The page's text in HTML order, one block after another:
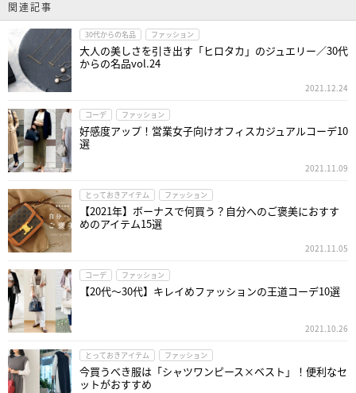
関連記事
30代からの名品 ファッション
大人の美しさを引き出す「ヒロタカ」のジュエリー／30代
からの名品vol.24
2021.12.24
コーデ ファッション
好感度アップ！営業女子向けオフィスカジュアルコーデ10
選
2021.11.09
とっておきアイテム ファッション
【2021年】ボーナスで何買う？自分へのご褒美におすす
めのアイテム15選
2021.11.05
コーデ ファッション
【20代～30代】キレイめファッションの王道コーデ10選
2021.10.26
とっておきアイテム ファッション
今買うべき服は「シャツワンピース×ベスト」！便利なセ
ットがおすすめ